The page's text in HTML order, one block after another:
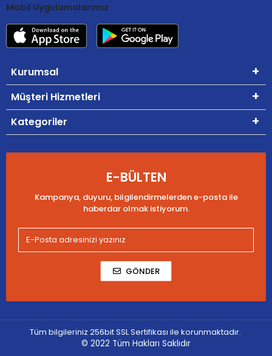
Mobil Uygulamalarımız
Kurumsal
Müşteri Hizmetleri
Kategoriler
E-BÜLTEN
Kampanya, duyuru, bilgilendirmelerden e-posta ile
haberdar olmak istiyorum.
GÖNDER
Tüm bilgileriniz 256bit SSL Sertifikası ile korunmaktadır.
© 2022 Tüm Hakları Saklıdır